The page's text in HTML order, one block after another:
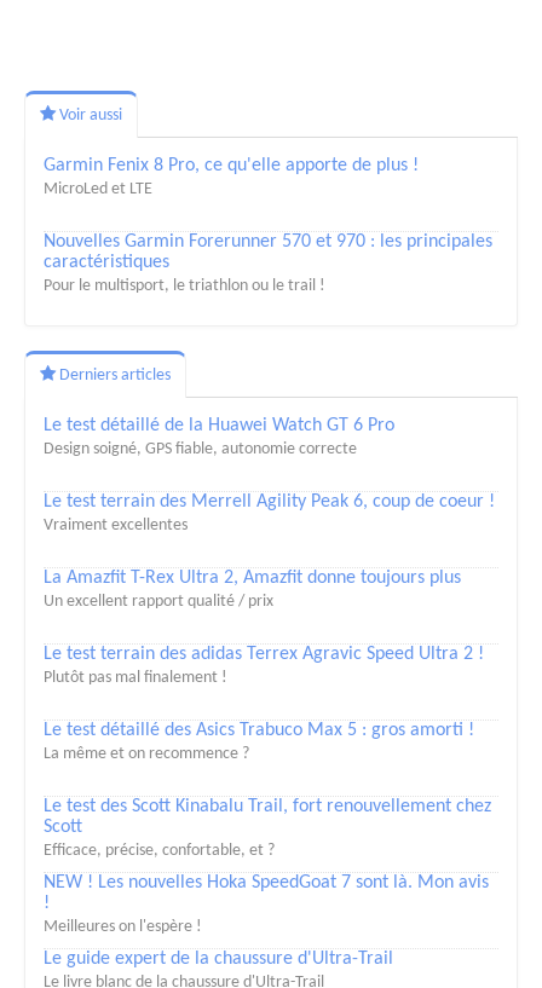
Voir aussi
Garmin Fenix 8 Pro, ce qu'elle apporte de plus !
MicroLed et LTE
Nouvelles Garmin Forerunner 570 et 970 : les principales
caractéristiques
Pour le multisport, le triathlon ou le trail !
Derniers articles
Le test détaillé de la Huawei Watch GT 6 Pro
Design soigné, GPS fiable, autonomie correcte
Le test terrain des Merrell Agility Peak 6, coup de coeur !
Vraiment excellentes
La Amazfit T-Rex Ultra 2, Amazfit donne toujours plus
Un excellent rapport qualité / prix
Le test terrain des adidas Terrex Agravic Speed Ultra 2 !
Plutôt pas mal finalement !
Le test détaillé des Asics Trabuco Max 5 : gros amorti !
La même et on recommence ?
Le test des Scott Kinabalu Trail, fort renouvellement chez
Scott
Efficace, précise, confortable, et ?
NEW ! Les nouvelles Hoka SpeedGoat 7 sont là. Mon avis
!
Meilleures on l'espère !
Le guide expert de la chaussure d'Ultra-Trail
Le livre blanc de la chaussure d'Ultra-Trail